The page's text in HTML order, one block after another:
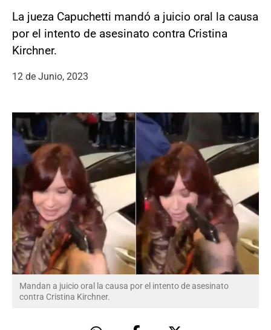
La jueza Capuchetti mandó a juicio oral la causa
por el intento de asesinato contra Cristina
Kirchner.
12 de Junio, 2023
Mandan a juicio oral la causa por el intento de asesinato
contra Cristina Kirchner.